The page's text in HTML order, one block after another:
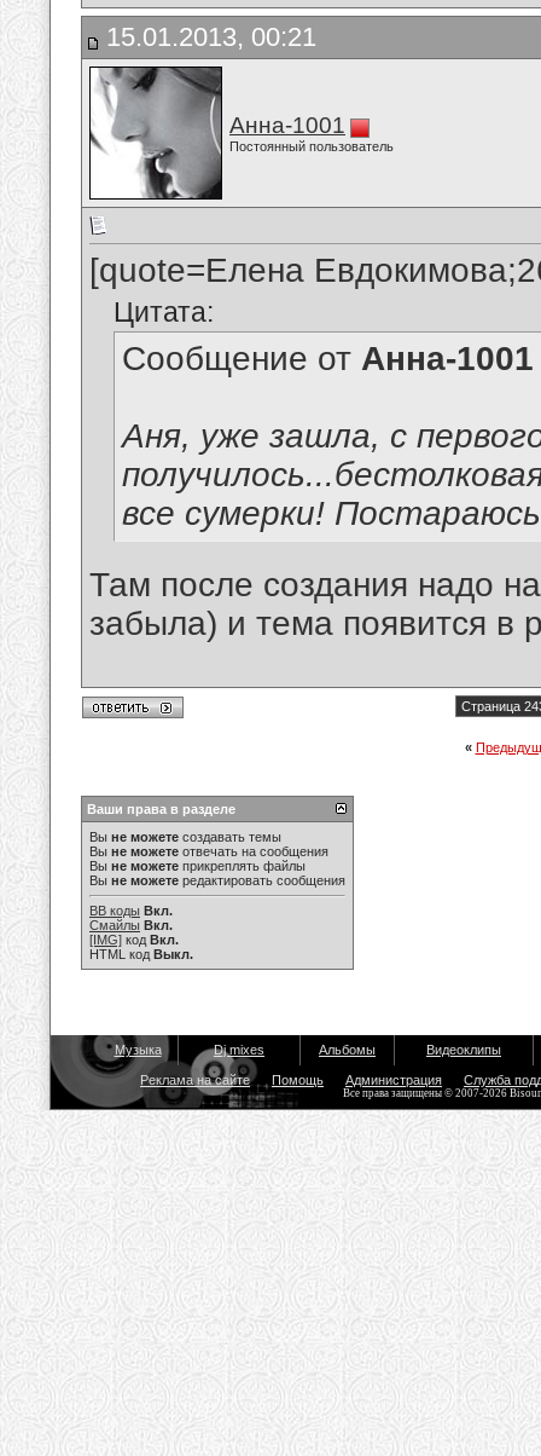
15.01.2013, 00:21
Анна-1001
Постоянный пользователь
[quote=Елена
Цитата:
Сообщение от Анна-1001
Аня, уже зашла, с
все сумерки!
Там после создания надо
забыла) и тема появится в
Страница
«
Ваши права в разделе
Вы не можете создавать темы
Вы не можете отвечать на сообщения
Вы не можете прикреплять файлы
Вы не можете редактировать сообщения
BB коды Вкл.
Смайлы Вкл.
[IMG] код Вкл.
HTML код Выкл.
Музыка Dj mixes Альбомы Видеоклипы
Реклама на сайте Помощь Администрация Служба
Все права защищены © 2007-2026